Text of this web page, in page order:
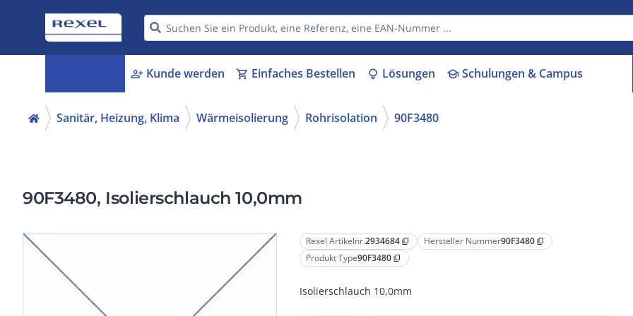
person_add Kunde werden shopping_cart Einfaches Bestellen lightbulb Lösungen schoolSchulungen & Campus
Sanitär, Heizung, Klima Wärmeisolierung Rohrisolation 90F3480
90F3480, Isolierschlauch 10,0mm
Rexel Artikelnr.2934684 content_copy Hersteller Nummer90F3480 content_copy
Produkt Type90F3480 content_copy
Isolierschlauch 10,0mm